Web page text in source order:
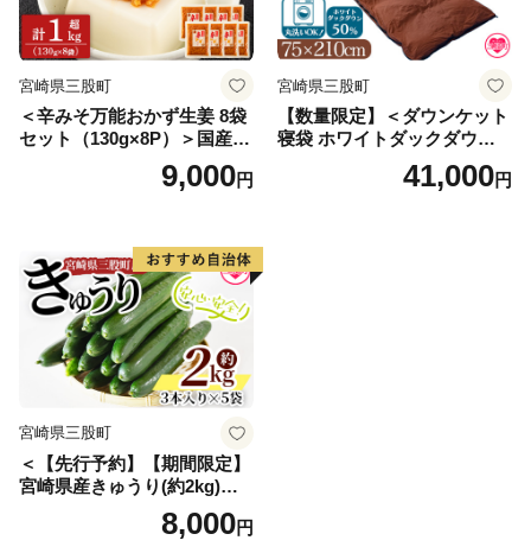
宮崎県三股町
＜辛みそ万能おかず生姜 8袋
セット（130g×8P）＞国産生
姜を細かく刻み旨みのある味
噌と唐辛子を加えた万能おか
9,000円
宮崎県三股町
【数量限定】＜ダウンケット
寝袋 ホワイトダックダウン5
0% フェザー50% 充填量0.3k
g ブラウン限定コンパクト収
41,000円
宮崎県三股町
＜【先行予約】【期間限定】
宮崎県産きゅうり(約2kg)＞
(約2kg・3本入り×5袋)パリッ
と甘い魔法のキュウリ「マジ
8,000円